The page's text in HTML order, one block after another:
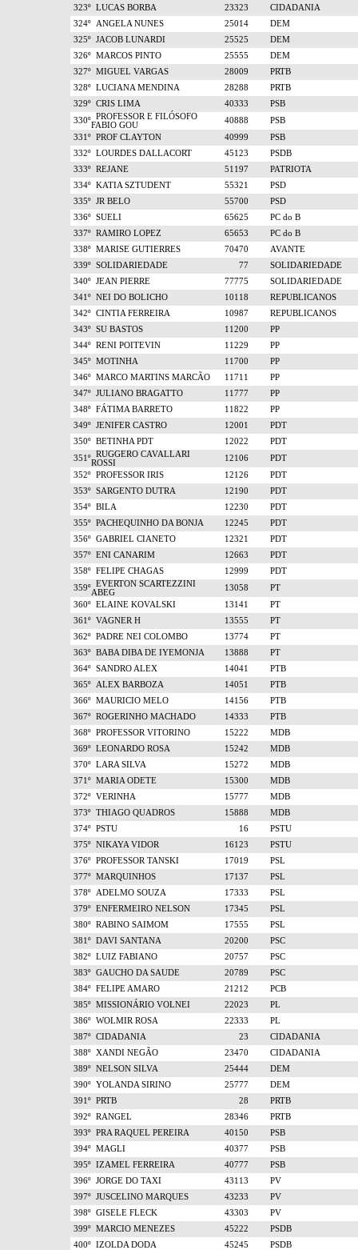
323º LUCAS BORBA 23323
CIDADANIA
324º ANGELA NUNES 25014
DEM
325º JACOB LUNARDI 25525
DEM
326º MARCOS PINTO 25555
DEM
327º MIGUEL VARGAS 28009
PRTB
328º LUCIANA MENDINA 28288
PRTB
329º CRIS LIMA 40333
PSB
330º PROFESSOR E FILÓSOFO
FABIO GOU
40888
PSB
331º PROF CLAYTON 40999
PSB
332º LOURDES DALLACORT 45123
PSDB
333º REJANE 51197
PATRIOTA
334º KATIA SZTUDENT 55321
PSD
335º JR BELO 55700
PSD
336º SUELI 65625
PC do B
337º RAMIRO LOPEZ 65653
PC do B
338º MARISE GUTIERRES 70470
AVANTE
339º SOLIDARIEDADE 77
SOLIDARIEDADE
340º JEAN PIERRE 77775
SOLIDARIEDADE
341º NEI DO BOLICHO 10118
REPUBLICANOS
342º CINTIA FERREIRA 10987
REPUBLICANOS
343º SU BASTOS 11200
PP
344º RENI POITEVIN 11229
PP
345º MOTINHA 11700
PP
346º MARCO MARTINS MARCÃO 11711
PP
347º JULIANO BRAGATTO 11777
PP
348º FÁTIMA BARRETO 11822
PP
349º JENIFER CASTRO 12001
PDT
350º BETINHA PDT 12022
PDT
351º RUGGERO CAVALLARI
ROSSI
12106
PDT
352º PROFESSOR IRIS 12126
PDT
353º SARGENTO DUTRA 12190
PDT
354º BILA 12230
PDT
355º PACHEQUINHO DA BONJA 12245
PDT
356º GABRIEL CIANETO 12321
PDT
357º ENI CANARIM 12663
PDT
358º FELIPE CHAGAS 12999
PDT
359º EVERTON SCARTEZZINI
ABEG
13058
PT
360º ELAINE KOVALSKI 13141
PT
361º VAGNER H 13555
PT
362º PADRE NEI COLOMBO 13774
PT
363º BABA DIBA DE IYEMONJA 13888
PT
364º SANDRO ALEX 14041
PTB
365º ALEX BARBOZA 14051
PTB
366º MAURICIO MELO 14156
PTB
367º ROGERINHO MACHADO 14333
PTB
368º PROFESSOR VITORINO 15222
MDB
369º LEONARDO ROSA 15242
MDB
370º LARA SILVA 15272
MDB
371º MARIA ODETE 15300
MDB
372º VERINHA 15777
MDB
373º THIAGO QUADROS 15888
MDB
374º PSTU 16
PSTU
375º NIKAYA VIDOR 16123
PSTU
376º PROFESSOR TANSKI 17019
PSL
377º MARQUINHOS 17137
PSL
378º ADELMO SOUZA 17333
PSL
379º ENFERMEIRO NELSON 17345
PSL
380º RABINO SAIMOM 17555
PSL
381º DAVI SANTANA 20200
PSC
382º LUIZ FABIANO 20757
PSC
383º GAUCHO DA SAUDE 20789
PSC
384º FELIPE AMARO 21212
PCB
385º MISSIONÁRIO VOLNEI 22023
PL
386º WOLMIR ROSA 22333
PL
387º CIDADANIA 23
CIDADANIA
388º XANDI NEGÃO 23470
CIDADANIA
389º NELSON SILVA 25444
DEM
390º YOLANDA SIRINO 25777
DEM
391º PRTB 28
PRTB
392º RANGEL 28346
PRTB
393º PRA RAQUEL PEREIRA 40150
PSB
394º MAGLI 40377
PSB
395º IZAMEL FERREIRA 40777
PSB
396º JORGE DO TAXI 43113
PV
397º JUSCELINO MARQUES 43233
PV
398º GISELE FLECK 43303
PV
399º MARCIO MENEZES 45222
PSDB
400º IZOLDA DODA 45245
PSDB